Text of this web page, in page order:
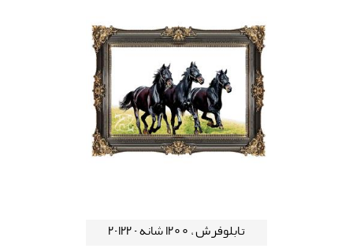
تابلوفرش ، 1200 شانه - 122-2